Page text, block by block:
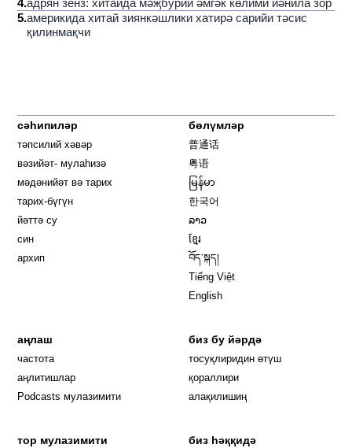
4.адрян зенз: хитайда мәҗбурий әмгәк көлими йәнила зор
5.америкида хитай зиянкәшлики хатирә сарийи тәсис
қилинмақчи
сәһипиләр
тәпсилий хәвәр
вәзийәт- мулаһизә
мәдәнийәт вә тарих
тарих-бүгүн
йәттә су
син
архип
бөлүмләр
普通话
粤语
မြန်မာ
한국어
ລາວ
ខ្មែរ
བོད་སྐད།
Tiếng Việt
English
аңлаш
частота
аңлитишлар
Podcasts мулазимити
биз бу йәрдә
тосуқлиридин өтүш
қораллири
алақилишиң
тор мулазимити биз һәққидә